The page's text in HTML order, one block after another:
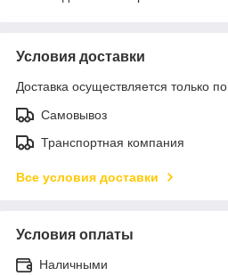
Условия доставки
Доставка осуществляется только
Самовывоз
Транспортная компания
Все условия доставки
Условия оплаты
Наличными